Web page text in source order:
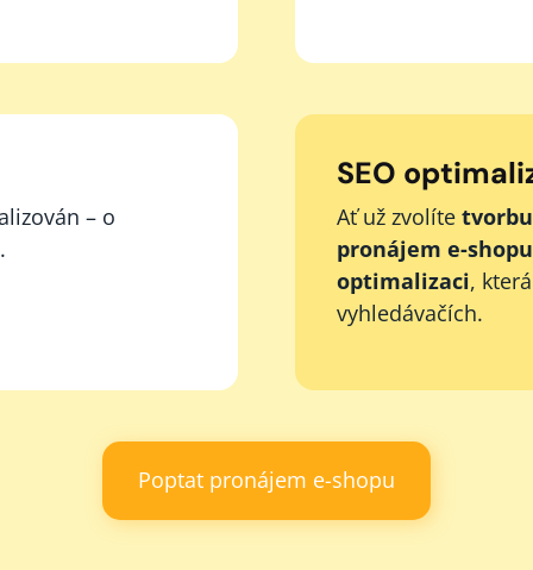
– o
SEO
Ať už zvolíte
pronájem e-shopu
optimalizaci,
vyhledávačích.
Poptat pronájem e-shopu